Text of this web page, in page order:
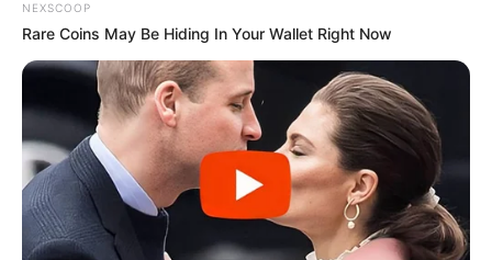
NEXSCOOP
Rare Coins May Be Hiding In Your Wallet Right Now